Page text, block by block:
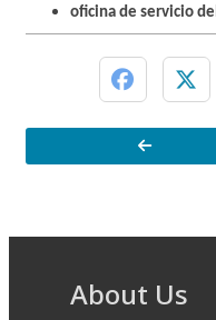
oficina de servicio
About Us